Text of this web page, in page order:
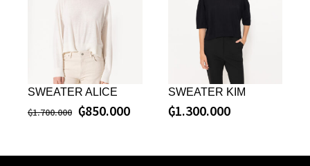
SWEATER ALICE
₲1.700.000 ₲850.000
SWEATER KIM
₲1.300.000